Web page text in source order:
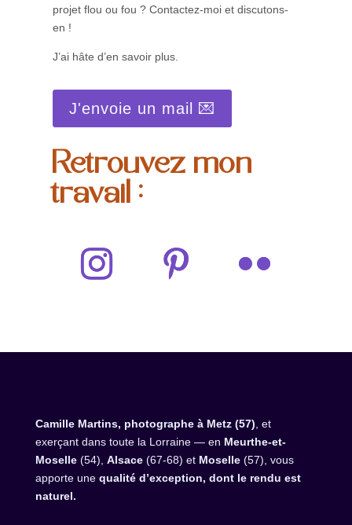
projet flou ou fou ? Contactez-moi et discutons-
en !
J’ai hâte d’en savoir plus.
J'envoie un mail 💌
Retrouvez mon
travail :
Camille Martins, photographe à Metz (57) , et
exerçant dans toute la Lorraine — en Meurthe-et-
Moselle(54), Alsace(67-68) et Moselle (57), vous
apporte une qualité d’exception, dont le rendu est
naturel.